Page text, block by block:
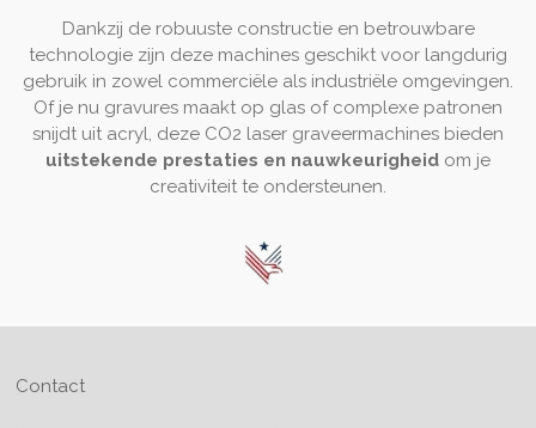
Dankzij de robuuste constructie en betrouwbare
technologie zijn deze machines geschikt voor langdurig
gebruik in zowel commerciële als industriële omgevingen.
Of je nu gravures maakt op glas of complexe patronen
snijdt uit acryl, deze CO2 laser graveermachines bieden
uitstekende prestaties en nauwkeurigheid om je
creativiteit te ondersteunen.
Contact